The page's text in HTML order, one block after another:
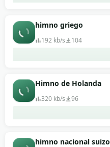
himno griego
192 kb/s 104
Himno de Holanda
320 kb/s 96
himno nacional suizo